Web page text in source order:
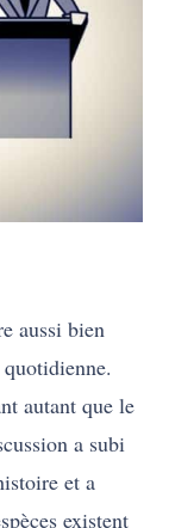
aussi bien
autant que le
a subi
et a
existent